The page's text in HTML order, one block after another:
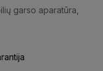
garso aparatūra